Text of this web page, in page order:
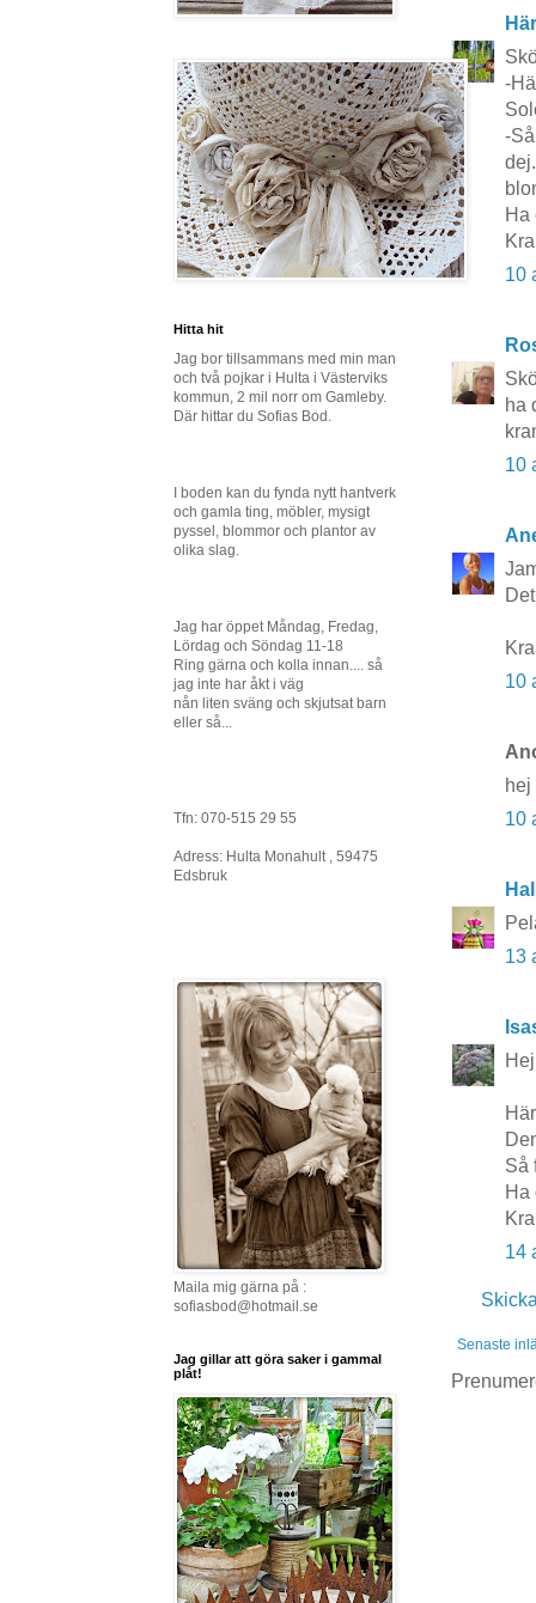
-
-
Ha
10
ha
10
10
hej
10
13
Så
Ha
14
Senaste
Hitta hit
Jag bor tillsammans med min man
och två pojkar i Hulta i Västerviks
kommun, 2 mil norr om Gamleby.
Där hittar du Sofias Bod.
I boden kan du fynda nytt hantverk
och gamla ting, möbler, mysigt
pyssel, blommor och plantor av
olika slag.
Jag har öppet Måndag, Fredag,
Lördag och Söndag 11-18
Ring gärna och kolla innan.... så
jag inte har åkt i väg
nån liten sväng och skjutsat barn
eller så...
Tfn: 070-515 29 55
Adress: Hulta Monahult , 59475
Edsbruk
Maila mig gärna på :
sofiasbod@hotmail.se
Jag gillar att göra saker i gammal
plåt!